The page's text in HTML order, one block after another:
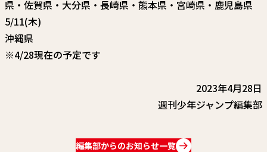
定期購読
イチオシ情報
関連リンク
県・佐賀県・大分県・長崎県・熊本県・宮崎県・鹿児島県
5/11(木)
沖縄県
※4/28現在の予定です
2023年4月28日
週刊少年ジャンプ編集部
編集部からのお知らせ一覧